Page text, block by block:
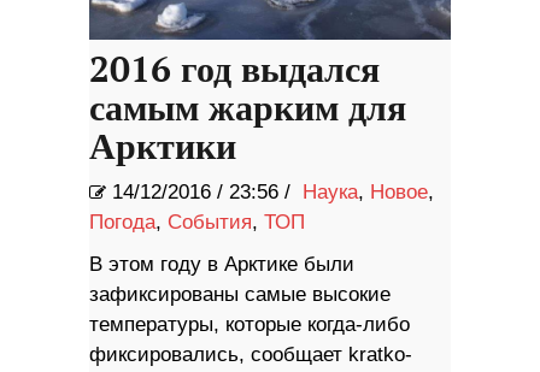
2016 год выдался
самым жарким для
Арктики
14/12/2016 / 23:56 / Наука, Новое,
Погода, События, ТОП
В этом году в Арктике были
зафиксированы самые высокие
температуры, которые когда-либо
фиксировались, сообщает kratko-